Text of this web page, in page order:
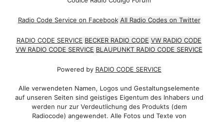
Radio Code Service on Facebook All Radio Codes on Twitter
RADIO CODE SERVICE BECKER RADIO CODE VW RADIO CODE
VW RADIO CODE SERVICE BLAUPUNKT RADIO CODE SERVICE
Powered by RADIO CODE SERVICE
Alle verwendeten Namen, Logos und Gestaltungselemente
auf unseren Seiten sind geistiges Eigentum des Inhabers und
werden nur zur Verdeutlichung des Produkts (dem
Radiocode) angewendet. Alle Fotos und Texte von